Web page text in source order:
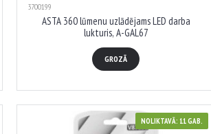
3700199
ASTA 360 lūmenu uzlādējams LED darba
lukturis, A-GAL67
GROZĀ
NOLIKTAVĀ: 11 GAB.